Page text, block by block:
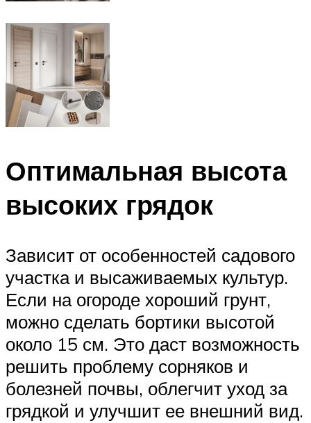
Оптимальная высота
высоких грядок
Зависит от особенностей садового
участка и высаживаемых культур.
Если на огороде хороший грунт,
можно сделать бортики высотой
около 15 см. Это даст возможность
решить проблему сорняков и
болезней почвы, облегчит уход за
грядкой и улучшит ее внешний вид.